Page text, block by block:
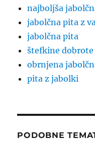
najboljša
jabolčna pita z
jabolčna pita
štefkine
obrnjena
pita z jabolki
PODOBNE